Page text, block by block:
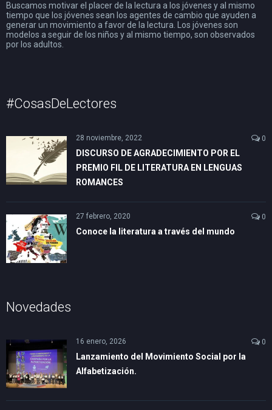
Buscamos motivar el placer de la lectura a los jóvenes y al mismo
tiempo que los jóvenes sean los agentes de cambio que ayuden a
generar un movimiento a favor de la lectura. Los jóvenes son
modelos a seguir de los niños y al mismo tiempo, son observados
por los adultos.
#CosasDeLectores
28 noviembre, 2022 0
DISCURSO DE AGRADECIMIENTO POR EL
PREMIO FIL DE LITERATURA EN LENGUAS
ROMANCES
27 febrero, 2020 0
Conoce la literatura a través del mundo
Novedades
16 enero, 2026 0
Lanzamiento del Movimiento Social por la
Alfabetización.